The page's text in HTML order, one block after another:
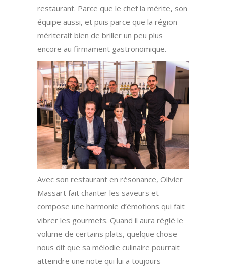
restaurant. Parce que le chef la mérite, son
équipe aussi, et puis parce que la région
mériterait bien de briller un peu plus
encore au firmament gastronomique.
Avec son restaurant en résonance, Olivier
Massart fait chanter les saveurs et
compose une harmonie d’émotions qui fait
vibrer les gourmets. Quand il aura réglé le
volume de certains plats, quelque chose
nous dit que sa mélodie culinaire pourrait
atteindre une note qui lui a toujours